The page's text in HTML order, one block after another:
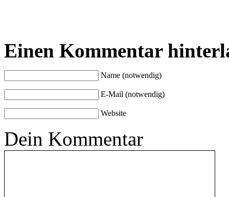
Einen Kommentar
Name (notwendig)
E-Mail (notwendig)
Website
Dein Kommentar